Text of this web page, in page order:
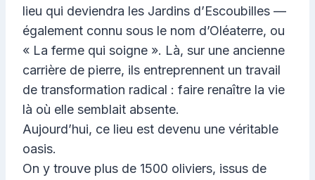
lieu qui deviendra les Jardins d’Escoubilles —
également connu sous le nom d’Oléaterre, ou
« La ferme qui soigne ». Là, sur une ancienne
carrière de pierre, ils entreprennent un travail
de transformation radical : faire renaître la vie
là où elle semblait absente.
Aujourd’hui, ce lieu est devenu une véritable
oasis.
On y trouve plus de 1500 oliviers, issus de